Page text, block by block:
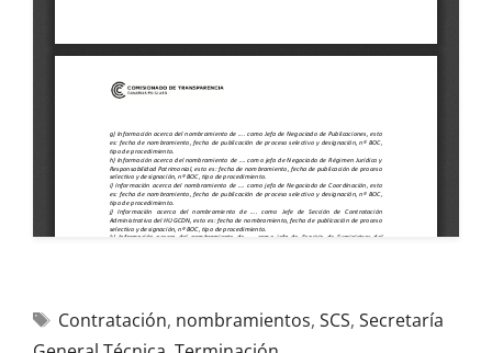
Contratación, nombramientos, SCS, Secretaría